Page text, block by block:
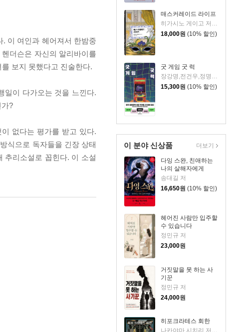
매스커레이드 라이프
18,000원 (10% 할인)
굿 게임 굿 럭
장강명,전건우,정명섭,정해연,조영주 저
15,300원 (10% 할인)
이 분야 신상품
다잉 스완, 친애하는
나의 살해자에게
송대길 저
16,650원 (10% 할인)
헤어진 사람만 입주할
수 있습니다
정민규 저
23,000원
거짓말을 못 하는 사
기꾼
정민규 저
24,000원
히포크라테스 회한
더보기
이 여인과 헤어져서 한밤중
더슨은 자신의 알리바이를
보지 못했다고 진술한다.
일이 다가오는 것을 느낀다.
?
없다는 평가를 받고 있다.
식으로 독자들을 긴장 상태
추리소설로 꼽힌다. 이 소설